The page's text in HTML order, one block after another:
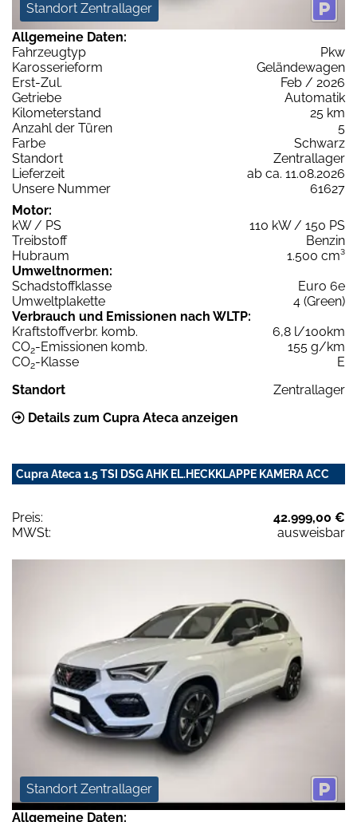
Standort Zentrallager
Allgemeine Daten:
Fahrzeugtyp
Pkw
Karosserieform
Geländewagen
Erst-Zul.
Feb / 2026
Getriebe
Automatik
Kilometerstand
25 km
Anzahl der Türen
5
Farbe
Schwarz
Standort
Zentrallager
Lieferzeit
ab ca. 11.08.2026
Unsere Nummer
61627
Motor:
kW / PS
110 kW / 150 PS
Treibstoff
Benzin
Hubraum
1.500 cm³
Umweltnormen:
Schadstoffklasse
Euro 6e
Umweltplakette
4 (Green)
Verbrauch und Emissionen nach WLTP:
Kraftstoffverbr. komb.
6,8 l/100km
CO2-Emissionen komb.
155 g/km
CO2-Klasse
E
Standort
Zentrallager
Details zum Cupra Ateca anzeigen
Cupra Ateca 1.5 TSI DSG AHK EL.HECKKLAPPE KAMERA ACC
Preis:
42.999,00 €
MWSt:
ausweisbar
Standort Zentrallager
Allgemeine Daten: